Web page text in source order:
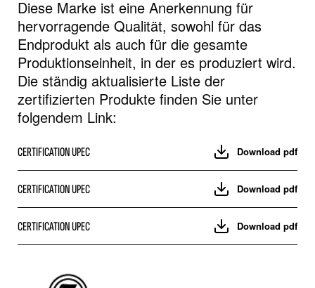
Diese Marke ist eine Anerkennung für
hervorragende Qualität, sowohl für das
Endprodukt als auch für die gesamte
Produktionseinheit, in der es produziert wird.
Die ständig aktualisierte Liste der
zertifizierten Produkte finden Sie unter
folgendem Link:
CERTIFICATION UPEC Download pdf
CERTIFICATION UPEC Download pdf
CERTIFICATION UPEC Download pdf